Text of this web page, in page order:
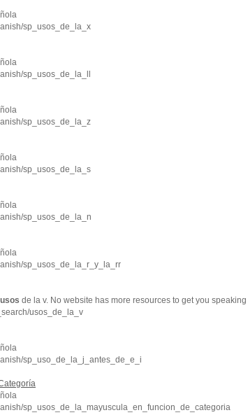
sp_usos_de_la_x
sp_usos_de_la_ll
sp_usos_de_la_z
sp_usos_de_la_s
sp_usos_de_la_n
sp_usos_de_la_r_y_la_rr
usos de la v. No website has more resources to get you
usos_de_la_v
sp_uso_de_la_j_antes_de_e_i
sp_usos_de_la_mayuscula_en_funcion_de_categoria